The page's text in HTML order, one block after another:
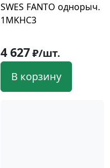
SWES FANTO однорыч.
1MKHC3
4 627₽/шт.
В корзину